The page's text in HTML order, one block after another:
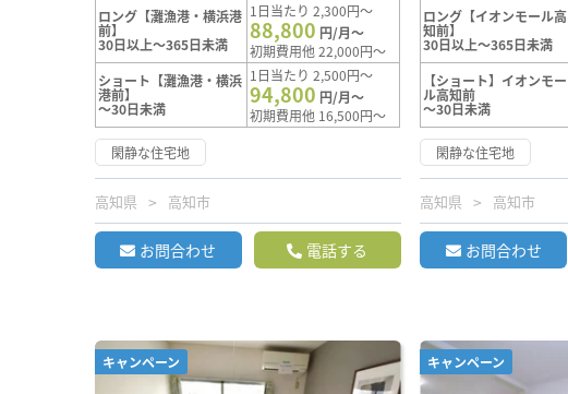
ロング【灘漁港・横浜港
前】
30日以上～365日未満
1日当たり 2,300円～
88,800 円/月～
初期費用他 22,000円～
ショート【灘漁港・横浜
港前】
～30日未満
1日当たり 2,500円～
94,800 円/月～
初期費用他 16,500円～
閑静な住宅地
高知県 高知市
お問合わせ 電話する
ロング【イオンモール高
知前】
30日以上～365日未満
【ショート】イオンモー
ル高知前
～30日未満
閑静な住宅地
高知県 高知市
お問合わせ
キャンペーン キャンペーン